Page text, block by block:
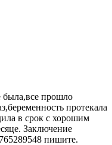
была,все прошло
протекала
в срок с хорошим
Заключение
пишите.